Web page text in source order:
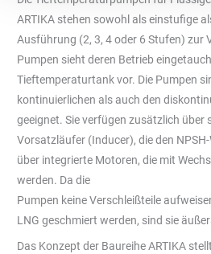
ARTIKA stehen sowohl als einstufige
Ausführung (2, 3, 4 oder 6 Stufen) zur
Pumpen sieht deren Betrieb
Tieftemperaturtank vor. Die Pumpen
kontinuierlichen als auch den
geeignet. Sie verfügen zusätzlich über
Vorsatzläufer (Inducer), die den
über integrierte Motoren, die mit
werden. Da die
Pumpen keine Verschleißteile
LNG geschmiert werden, sind sie
Das Konzept der Baureihe ARTIKA